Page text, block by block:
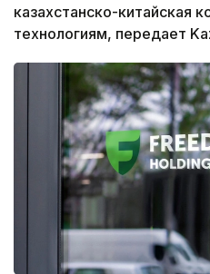
казахстанско-китайская
технологиям, передает